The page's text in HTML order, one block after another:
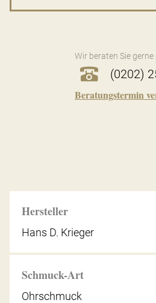
Wir beraten Sie
(0202)
Beratungstermin
Hersteller
Hans D. Krieger
Schmuck-Art
Ohrschmuck